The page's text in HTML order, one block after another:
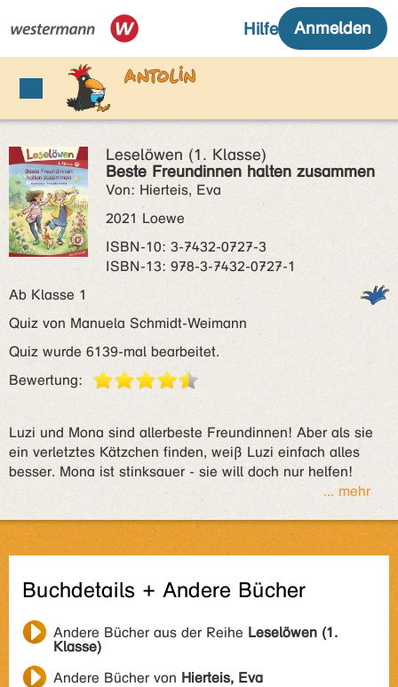
Leselöwen (1. Klasse)
Beste Freundinnen halten zusammen
Von: Hierteis, Eva
2021 Loewe
ISBN‑10: 3-7432-0727-3
ISBN‑13: 978-3-7432-0727-1
Ab Klasse 1
Quiz von Manuela Schmidt-Weimann
Quiz wurde 6139-mal bearbeitet.
Bewertung:
Luzi und Mona sind allerbeste Freundinnen! Aber als sie
ein verletztes Kätzchen finden, weiß Luzi einfach alles
besser. Mona ist stinksauer - sie will doch nur helfen!
... mehr
Buchdetails + Andere Bücher
Andere Bücher aus der Reihe Leselöwen (1.
Klasse)
Andere Bücher von Hierteis, Eva